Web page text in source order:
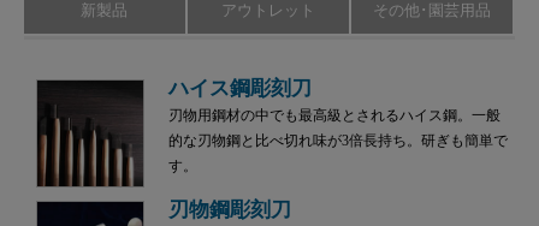
新製品 アウトレット その他･園芸用品
ハイス鋼彫刻刀
刃物用鋼材の中でも最高級とされるハイス鋼。一般
的な刃物鋼と比べ切れ味が3倍長持ち。研ぎも簡単で
す。
刃物鋼彫刻刀